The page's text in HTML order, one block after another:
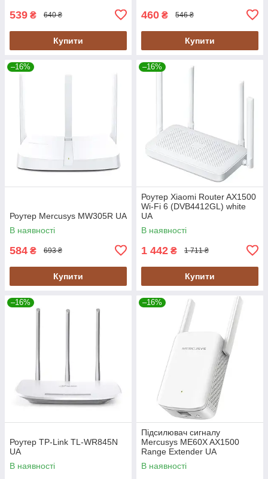
539 ₴ 640 ₴
Купити
460 ₴ 546 ₴
Купити
–16%
Роутер Mercusys MW305R UA
В наявності
584 ₴ 693 ₴
Купити
–16%
Роутер Xiaomi Router AX1500
Wi-Fi 6 (DVB4412GL) white
UA
В наявності
1 442 ₴ 1 711 ₴
Купити
–16%
Роутер TP-Link TL-WR845N
UA
В наявності
–16%
Підсилювач сигналу
Mercusys ME60X AX1500
Range Extender UA
В наявності